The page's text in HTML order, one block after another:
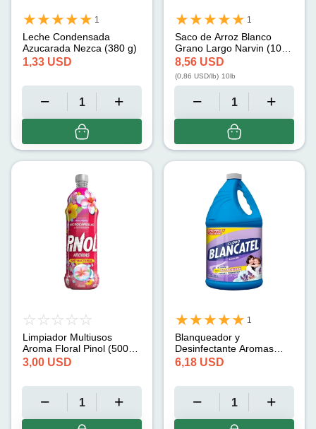
1
Leche Condensada
Azucarada Nezca (380 g)
1,33 USD
1
Saco de Arroz Blanco
Grano Largo Narvin (10
lb)
8,56 USD
(0,86 USD/lb) 10lb
Limpiador Multiusos
Aroma Floral Pinol (500
ml)
3,00 USD
1
Blanqueador y
Desinfectante Aromas
Lavanda Blancatel (3.75
L)
6,18 USD